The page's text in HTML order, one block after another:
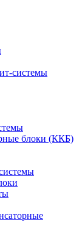
системы
блоки (ККБ)